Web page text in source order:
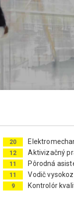
20
12 Aktivizačný
11 Pôrodná
11 Vodič
9 Kontrolór